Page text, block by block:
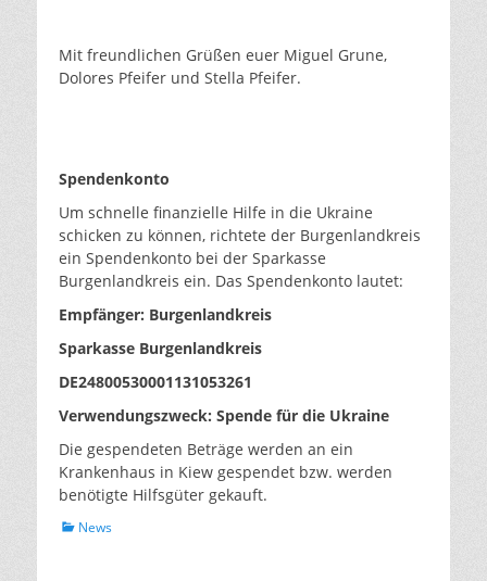
Mit freundlichen Grüßen euer Miguel Grune,
Dolores Pfeifer und Stella Pfeifer.
Spendenkonto
Um schnelle finanzielle Hilfe in die Ukraine
schicken zu können, richtete der Burgenlandkreis
ein Spendenkonto bei der Sparkasse
Burgenlandkreis ein. Das Spendenkonto lautet:
Empfänger: Burgenlandkreis
Sparkasse Burgenlandkreis
DE24800530001131053261
Verwendungszweck: Spende für die Ukraine
Die gespendeten Beträge werden an ein
Krankenhaus in Kiew gespendet bzw. werden
benötigte Hilfsgüter gekauft.
Kategorien
News